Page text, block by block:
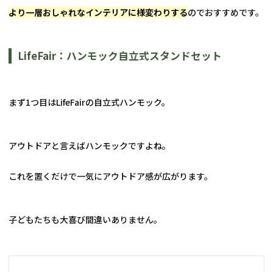
より一層おしゃれなインテリアに様変わりするのでおすすめです。
LifeFair：ハンモック自立式スタンドセット
まず1つ目はLifeFairの自立式ハンモック。
アウトドアと言えばハンモックですよね。
これを置くだけで一気にアウトドア感が広がります。
子どもたちも大喜び間違いありません。